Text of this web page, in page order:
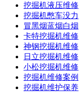
挖掘机液压维修
挖掘机憋车没力
冒黑烟蓝烟白烟
卡特挖掘机维修
神钢挖掘机维修
日立挖掘机维修
小松挖掘机维修
挖掘机维修案例
挖掘机维护保养